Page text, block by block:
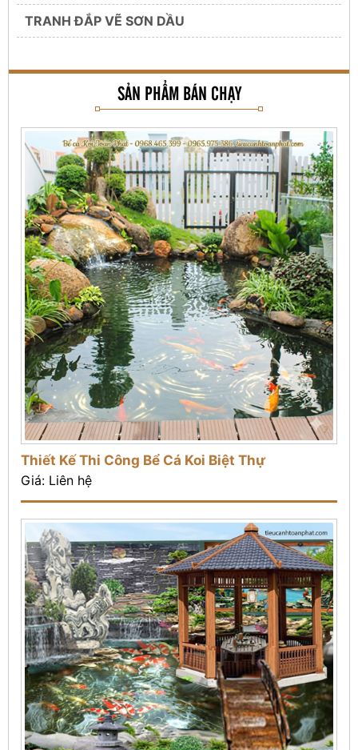
TRANH ĐẮP VẼ SƠN DẦU
SẢN PHẨM BÁN CHẠY
Thiết Kế Thi Công Bể Cá Koi Biệt Thự
Giá: Liên hệ